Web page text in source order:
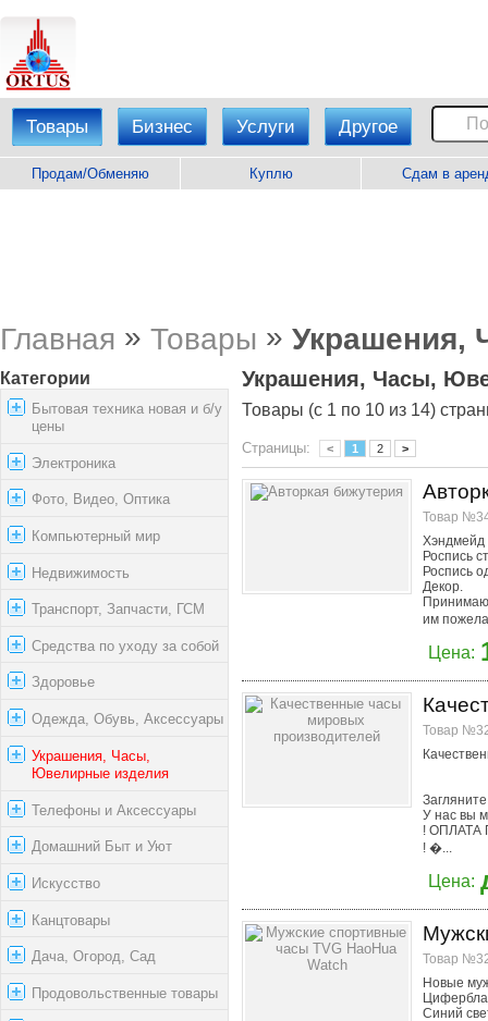
Товары Бизнес Услуги Другое
Продам/Обменяю Куплю Сдам в
Главная » Товары » Украшения,
Категории
Бытовая техника новая и б/у
цены
Электроника
Фото, Видео, Оптика
Компьютерный мир
Недвижимость
Транспорт, Запчасти, ГСМ
Средства по уходу за собой
Здоровье
Одежда, Обувь, Аксессуары
Украшения, Часы,
Ювелирные изделия
Телефоны и Аксессуары
Домашний Быт и Уют
Искусство
Канцтовары
Дача, Огород, Сад
Продовольственные товары
Украшения, Часы,
Товары (с 1 по 10 из 14)
Страницы: < 1 2 >
Товар
Хэндмейд
Роспись
Роспись
Декор.
Принимаю
им
Цена:
Товар
У нас вы
!
! �...
Цена:
Товар
Новые
Синий